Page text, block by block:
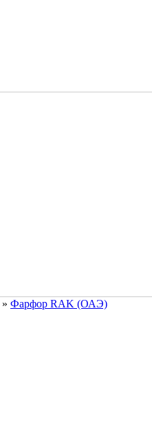
» Фарфор RAK (ОАЭ)